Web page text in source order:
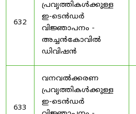
632
പ്രവൃത്തികൾക്കുള്ള
ഇ-ടെൻഡർ
വിജ്ഞാപനം -
അച്ചൻകോവിൽ
ഡിവിഷൻ
633
വനവൽക്കരണ
പ്രവൃത്തികൾക്കുള്ള
ഇ-ടെൻഡർ